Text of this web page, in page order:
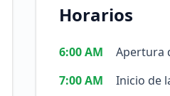
Horarios
6:00 AM
Apertura
7:00 AM
Inicio de